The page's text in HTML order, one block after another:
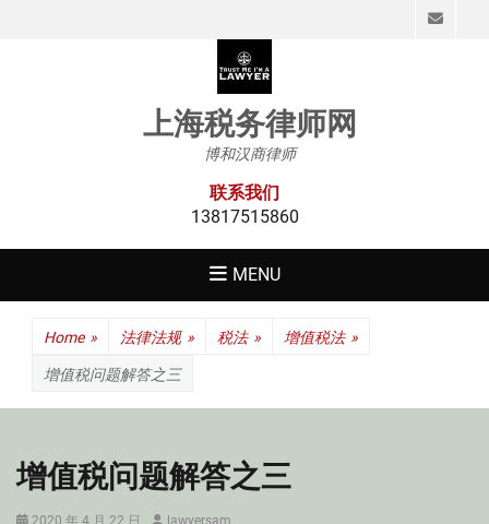
上海税务律师网
博和汉商律师
联系我们
13817515860
MENU
Home » 法律法规 » 税法 » 增值税法 »
增值税问题解答之三
增值税问题解答之三
Posted
2020 年 4 月 22 日 Authorlawyersam